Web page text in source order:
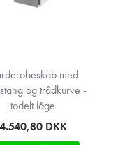
med
og trådkurve -
todelt låge
4.540,80 DKK